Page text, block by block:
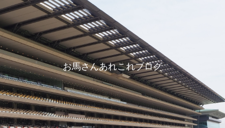
お馬さんあれこれブログ